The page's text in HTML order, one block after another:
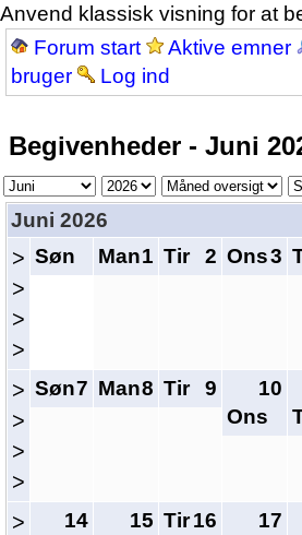
Anvend klassisk visning for at
Forum start
Aktive emner
bruger
Log ind
Begivenheder - Juni
Juni 2026
>
>
>
>
Søn 1
Man 2
Tir 3
Ons
>
>
>
>
7
Søn 8
Man 9
Tir
10
Ons
>
14
15
16
Tir
17